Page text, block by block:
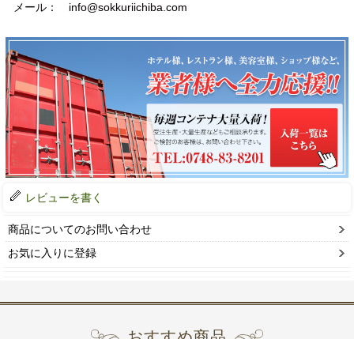
メール： info@sokkuriichiba.com
レビューを書く
商品についてのお問い合わせ
お気に入りに登録